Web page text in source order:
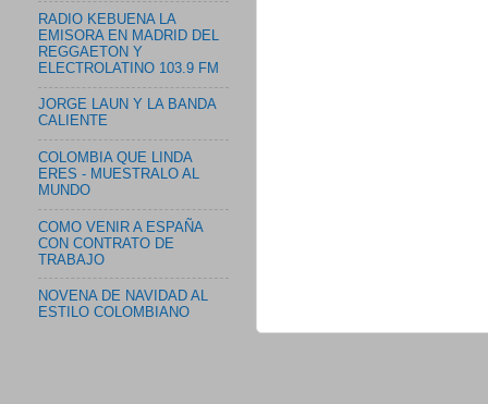
RADIO KEBUENA LA
EMISORA EN MADRID DEL
REGGAETON Y
ELECTROLATINO 103.9 FM
JORGE LAUN Y LA BANDA
CALIENTE
COLOMBIA QUE LINDA
ERES - MUESTRALO AL
MUNDO
COMO VENIR A ESPAÑA
CON CONTRATO DE
TRABAJO
NOVENA DE NAVIDAD AL
ESTILO COLOMBIANO